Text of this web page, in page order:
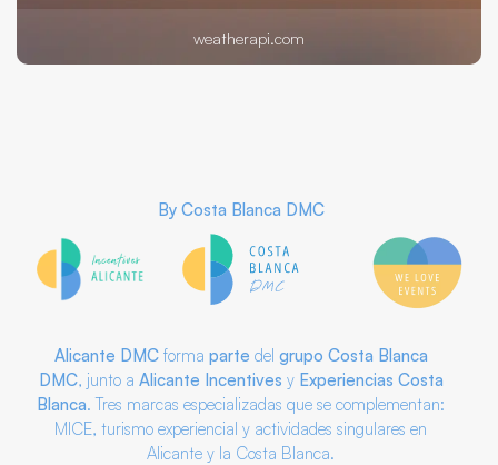
weatherapi.com
By Costa Blanca DMC
Alicante DMC forma parte del grupo Costa Blanca
DMC, junto a Alicante Incentives y Experiencias Costa
Blanca. Tres marcas especializadas que se complementan:
MICE, turismo experiencial y actividades singulares en
Alicante y la Costa Blanca.